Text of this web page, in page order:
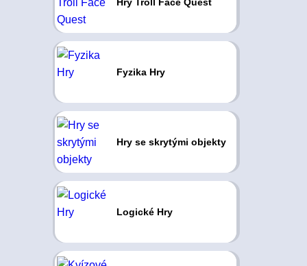
Fyzika Hry
Hry se skrytými objekty
Logické Hry